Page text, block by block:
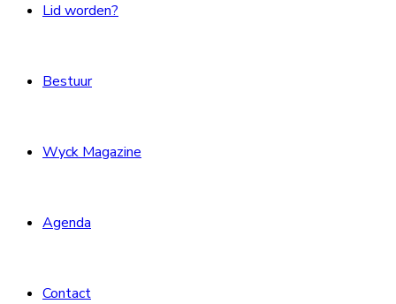
Lid worden?
Bestuur
Wyck Magazine
Agenda
Contact